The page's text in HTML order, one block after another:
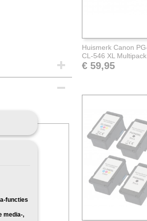
Huismerk Canon
CL-546 XL
€ 59,95
functies
media-,